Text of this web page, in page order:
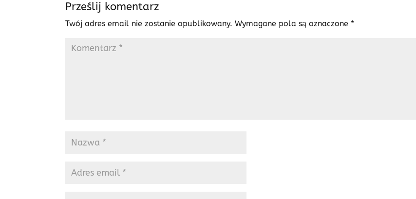
Prześlij komentarz
Twój adres email nie zostanie opublikowany. Wymagane pola są oznaczone *